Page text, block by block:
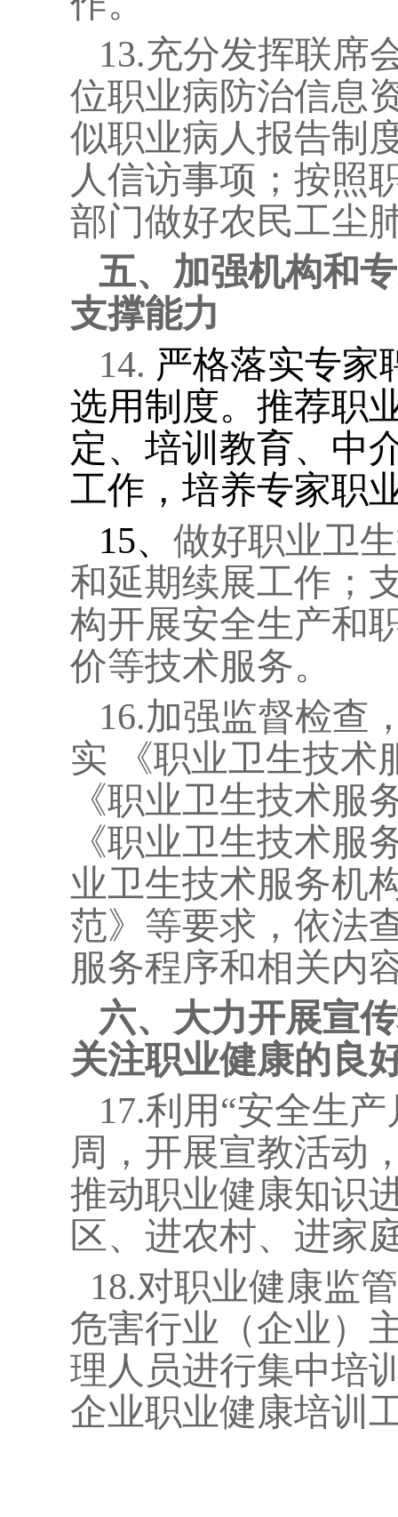
13.充分发挥联席
位职业病防治信息
似职业病人报告制
人信访事项；按照
部门做好农民工尘
五、加强机构和
支撑能力
14. 严格落实专家
选用制度。推荐职
定、培训教育、中
工作，培养专家职
15、 做好职业卫
和延期续展工作；
构开展安全生产和
价等技术服务。
16.加强监督检查
实
《职业卫生技
《职业卫生技术服
《职业卫生技术服
业卫生技术服务机
范》等要求，依法
服务程序和相关内
六、大力开展宣
关注职业健康的良
17.利用“安全生
周，开展宣教活动
推动职业健康知识
区、进农村、进家
18.对职业健康监
危害行业（企业）
理人员进行集中培
企业职业健康培训